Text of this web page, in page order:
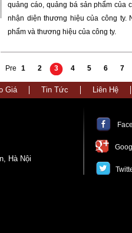
quảng cáo, quảng bá sản phẩm của
nhận diện thương hiệu của công ty.
phẩm và thương hiệu của công ty.
Pre 1 2 3 4 5 6 7
Giá Tin Tức Liên Hệ
Hà Nội